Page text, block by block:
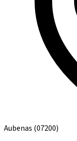
Aubenas (07200)